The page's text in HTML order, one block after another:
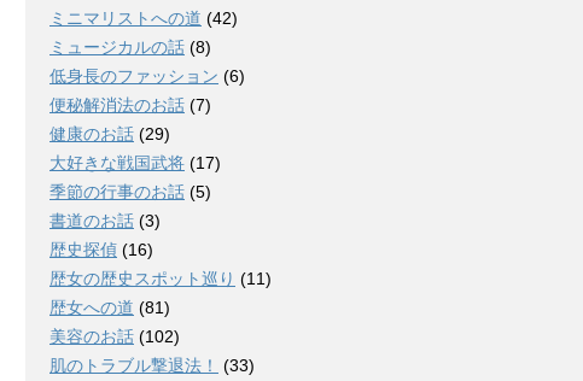
ミニマリストへの道 (42)
ミュージカルの話 (8)
低身長のファッション (6)
便秘解消法のお話 (7)
健康のお話 (29)
大好きな戦国武将 (17)
季節の行事のお話 (5)
書道のお話 (3)
歴史探偵 (16)
歴女の歴史スポット巡り (11)
歴女への道 (81)
美容のお話 (102)
肌のトラブル撃退法！
(33)